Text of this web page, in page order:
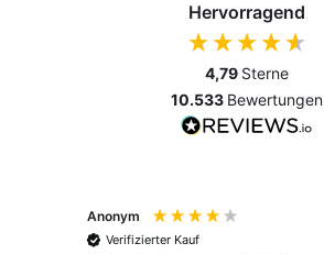
Hervorragend
4,79 Sterne
10.533 Bewertungen
Anonym
Verifizierter Kauf